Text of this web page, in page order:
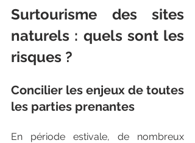
Surtourisme des sites
naturels : quels sont les
risques ?
Concilier les enjeux de toutes
les parties prenantes
En période estivale, de nombreux